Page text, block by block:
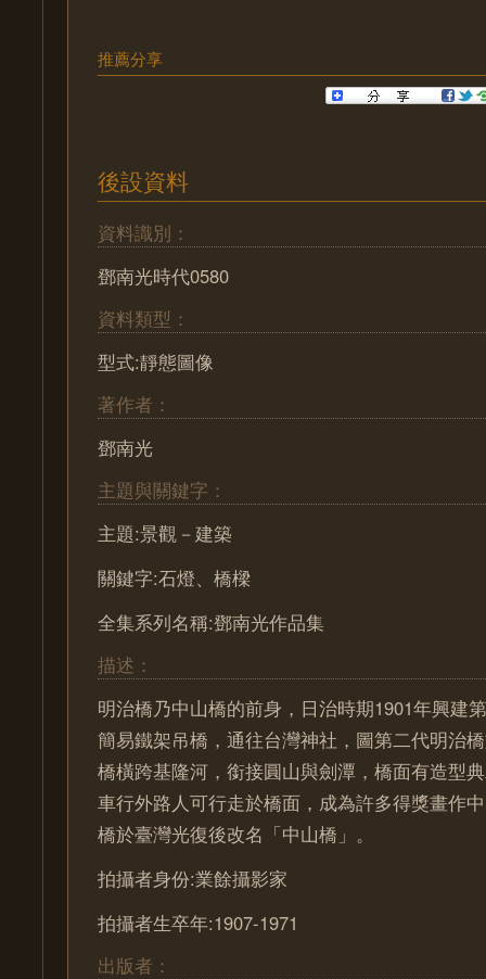
推薦分享
後設資料
資料識別：
鄧南光時代0580
資料類型：
型式:靜態圖像
著作者：
鄧南光
主題與關鍵字：
主題:景觀－建築
關鍵字:石燈、橋樑
全集系列名稱:鄧南光作品集
描述：
明治橋乃中山橋的前身，日治時期1901年興建
簡易鐵架吊橋，通往台灣神社，圖第二代明治
橋橫跨基隆河，銜接圓山與劍潭，橋面有造型
車行外路人可行走於橋面，成為許多得獎畫作
橋於臺灣光復後改名「中山橋」。
拍攝者身份:業餘攝影家
拍攝者生卒年:1907-1971
出版者：